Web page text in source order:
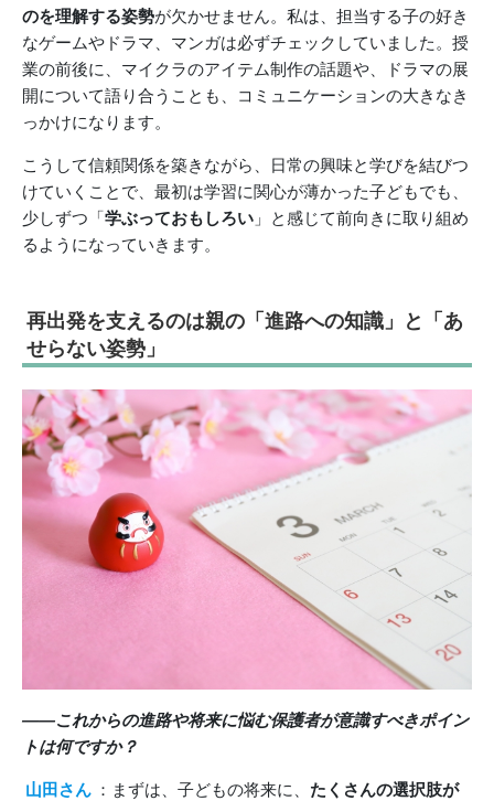
のを理解する姿勢が欠かせません。私は、担当する子の好き
なゲームやドラマ、マンガは必ずチェックしていました。授
業の前後に、マイクラのアイテム制作の話題や、ドラマの展
開について語り合うことも、コミュニケーションの大きなき
っかけになります。
こうして信頼関係を築きながら、日常の興味と学びを結びつ
けていくことで、最初は学習に関心が薄かった子どもでも、
少しずつ「学ぶっておもしろい 」と感じて前向きに取り組め
るようになっていきます。
再出発を支えるのは親の「進路への知識」と「あ
せらない姿勢」
――これからの進路や将来に悩む保護者が意識すべきポイン
トは何ですか？
山田さん ：まずは、子どもの将来に、 たくさんの選択肢が